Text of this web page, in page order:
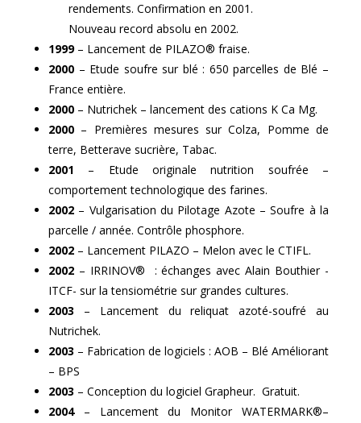
rendements. Confirmation en 2001.
Nouveau record absolu en 2002.
1999– Lancement de PILAZO® fraise.
2000 – Etude soufre sur blé : 650 parcelles de Blé –
France entière.
2000 – Nutrichek – lancement des cations K Ca Mg.
2000 – Premières mesures sur Colza, Pomme de
terre, Betterave sucrière, Tabac.
2001 – Etude originale nutrition soufrée –
comportement technologique des farines.
2002 – Vulgarisation du Pilotage Azote – Soufre à la
parcelle / année. Contrôle phosphore.
2002 – Lancement PILAZO – Melon avec le CTIFL.
2002 – IRRINOV® : échanges avec Alain Bouthier -
ITCF- sur la tensiométrie sur grandes cultures.
2003 – Lancement du reliquat azoté-soufré au
Nutrichek.
2003 – Fabrication de logiciels : AOB – Blé Améliorant
– BPS
2003 – Conception du logiciel Grapheur. Gratuit.
2004– Lancement du Monitor WATERMARK®–